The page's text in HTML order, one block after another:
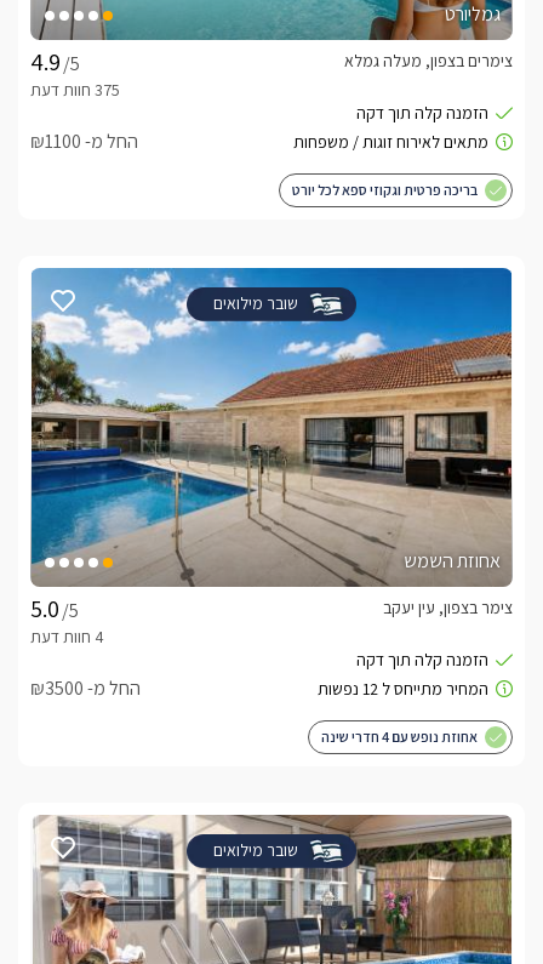
גמליורט
/5
צימרים בצפון, מעלה גמלא
החל מ- ₪1100
בריכה פרטית וגקוזי ספא לכל יורט
שובר מילואים
אחוזת השמש
/5
צימר בצפון, עין יעקב
החל מ- ₪3500
אחוזת נופש עם 4 חדרי שינה
שובר מילואים